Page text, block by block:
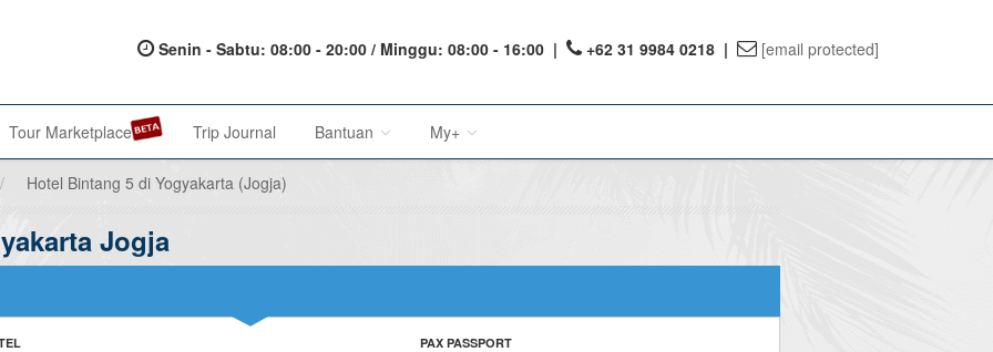
Senin - Sabtu: 08:00 - 20:00 / Minggu: 08:00 - 16:00 | +62 31 9984 0218 | [email protected]
Tour Marketplace Trip Journal Bantuan
Terms of Service
My+
Affiliate Reward
/ Hotel Bintang 5 di Yogyakarta (Jogja)
Jogja
PAX PASSPORT